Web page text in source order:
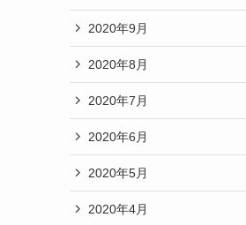
2020年9月
2020年8月
2020年7月
2020年6月
2020年5月
2020年4月